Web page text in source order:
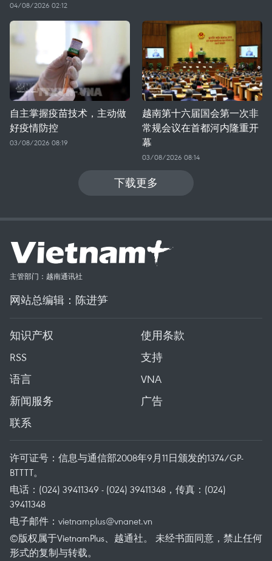
04/08/2026 02:12
自主掌握疫苗技术，主动做
好疫情防控
03/08/2026 08:19
越南第十六届国会第一次非
常规会议在首都河内隆重开
幕
03/08/2026 08:14
下载更多
主管部门：越南通讯社
网站总编辑：陈进笋
知识产权
使用条款
RSS
支持
语言
VNA
新闻服务
广告
联系
许可证号：信息与通信部2008年9月11日颁发的1374/GP-
BTTTT。
电话：(024) 39411349 - (024) 39411348，传真：(024)
39411348
电子邮件： vietnamplus@vnanet.vn
©版权属于VietnamPlus、越通社。 未经书面同意，禁止任何
形式的复制与转载。